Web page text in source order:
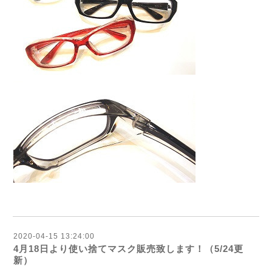
2020-04-15 13:24:00
4月18日より使い捨てマスク販売致します！（5/24更
新）